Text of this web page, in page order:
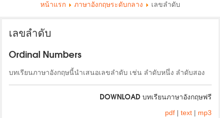
หน้าแรก ภาษาอังกฤษระดับกลาง เลขลำดับ
เลขลำดับ
Ordinal Numbers
บทเรียนภาษาอังกฤษนี้นำเสนอเลขลำดับ เช่น ลำดับหนึ่ง ลำดับสอง
DOWNLOAD บทเรียนภาษาอังกฤษฟรี
pdf| text| mp3